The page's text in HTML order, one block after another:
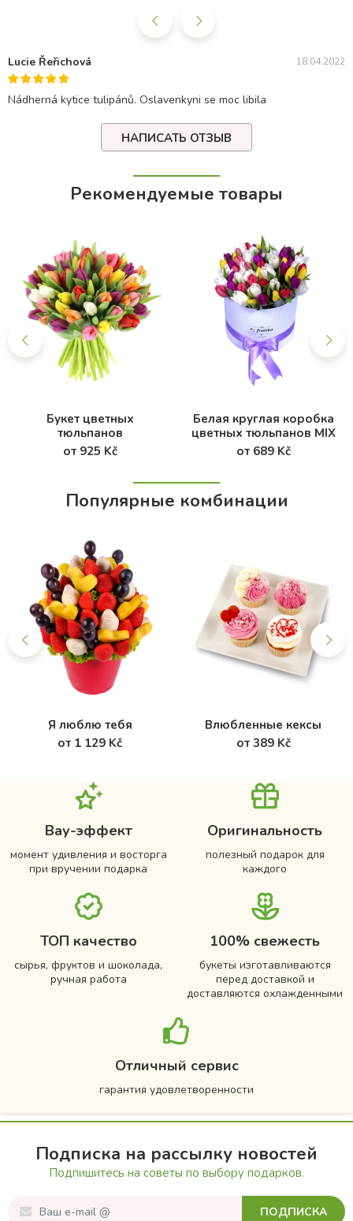
Lucie Řeřichová 18.04.2022
Nádherná kytice tulipánů. Oslavenkyni se moc libila
НАПИСАТЬ ОТЗЫВ
Рекомендуемые товары
Букет цветных
тюльпанов
от 925 Kč
Белая круглая коробка
цветных тюльпанов MIX
от 689 Kč
Популярные комбинации
Я люблю тебя
от 1 129 Kč
Влюбленные кексы
от 389 Kč
Вау-эффект
момент удивления и восторга
при вручении подарка
Оригинальность
полезный подарок для
каждого
ТОП качество
сырья, фруктов и шоколада,
ручная работа
100% свежесть
букеты изготавливаются
перед доставкой и
доставляются охлажденными
Отличный сервис
гарантия удовлетворенности
Подписка на рассылку новостей
Подпишитесь на советы по выбору подарков.
ПОДПИСКА